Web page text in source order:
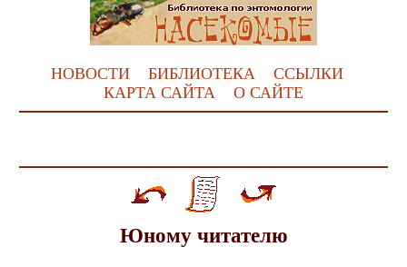
НОВОСТИ БИБЛИОТЕКА
ССЫЛКИ
КАРТА САЙТА
О САЙТЕ
Юному читателю